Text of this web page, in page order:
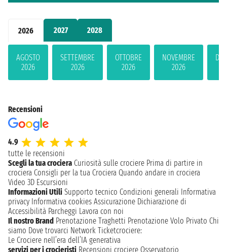
2026 2027 2028
AGOSTO
2026
SETTEMBRE
2026
OTTOBRE
2026
NOVEMBRE
2026
Recensioni
4.9
tutte le recensioni
Scegli la tua crociera Curiosità sulle crociere Prima di partire in
crociera Consigli per la tua Crociera Quando andare in crociera
Video 3D Escursioni
Informazioni Utili Supporto tecnico Condizioni generali Informativa
privacy Informativa cookies Assicurazione Dichiarazione di
Accessibilità Parcheggi Lavora con noi
Il nostro Brand Prenotazione Traghetti Prenotazione Volo Privato Chi
siamo Dove trovarci Network Ticketcrociere:
Le Crociere nell’era dell’IA generativa
servizi per i crocieristi Recensioni crociere Osservatorio